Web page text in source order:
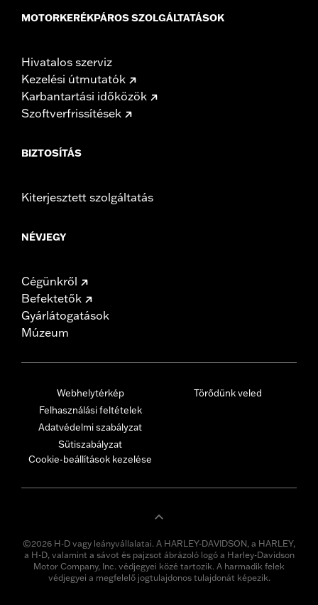
MOTORKERÉKPÁROS SZOLGÁLTATÁSOK
Hivatalos szerviz
Kezelési útmutatók
Karbantartási időközök
Szoftverfrissítések
BIZTOSÍTÁS
Kiterjesztett szolgáltatás
NÉVJEGY
Cégünkről
Befektetők
Gyárlátogatások
Múzeum
Webhelytérkép
Felhasználási feltételek
Adatvédelmi szabályzat
Sütiszabályzat
Cookie-beállítások kezelése
Törődünk veled
©2026 H-D vagy leányvállalatai. A HARLEY-DAVIDSON, a HARLEY,
a H-D, valamint a sávot és pajzsot ábrázoló logó a Harley-Davidson
Motor Company, Inc. védjegyei közé tartozik. A harmadik felek
védjegyei a megfelelő jogtulajdonos tulajdonát képezik.